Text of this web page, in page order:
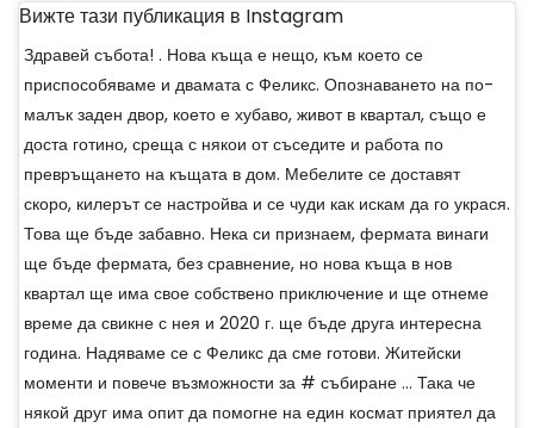
Вижте тази публикация в Instagram
Здравей събота! . Нова къща е нещо, към което се
приспособяваме и двамата с Феликс. Опознаването на по-
малък заден двор, което е хубаво, живот в квартал, също е
доста готино, среща с някои от съседите и работа по
превръщането на къщата в дом. Мебелите се доставят
скоро, килерът се настройва и се чуди как искам да го украся.
Това ще бъде забавно. Нека си признаем, фермата винаги
ще бъде фермата, без сравнение, но нова къща в нов
квартал ще има свое собствено приключение и ще отнеме
време да свикне с нея и 2020 г. ще бъде друга интересна
година. Надяваме се с Феликс да сме готови. Житейски
моменти и повече възможности за # събиране ... Така че
някой друг има опит да помогне на един космат приятел да